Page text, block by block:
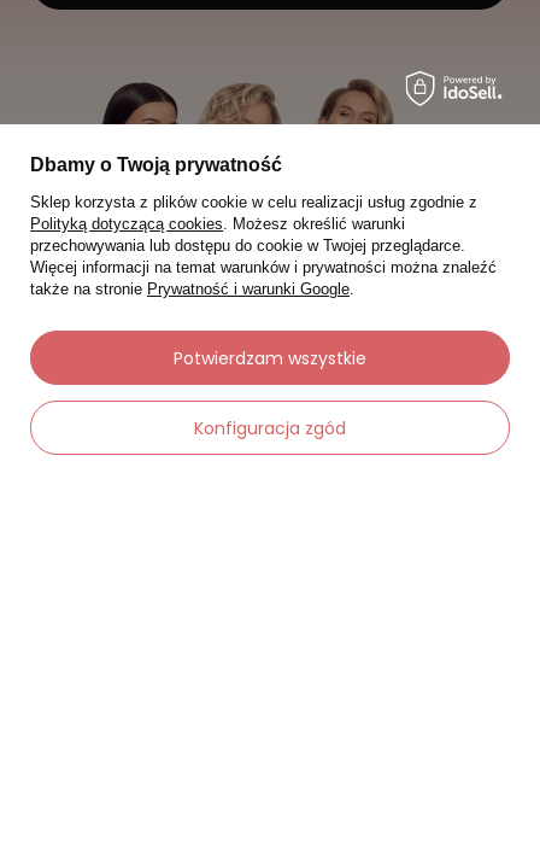
Moje zamówienia
Dbamy o Twoją prywatność
Sklep korzysta z plików cookie w celu realizacji usług zgodnie z
Polityką dotyczącą cookies. Możesz określić warunki
przechowywania lub dostępu do cookie w Twojej przeglądarce.
Więcej informacji na temat warunków i prywatności można znaleźć
także na stronie Prywatność i warunki Google.
Konfiguracja zgód
Potwierdzam wszystkie